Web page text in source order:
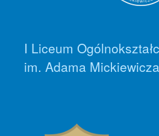
I Liceum
im. Adama